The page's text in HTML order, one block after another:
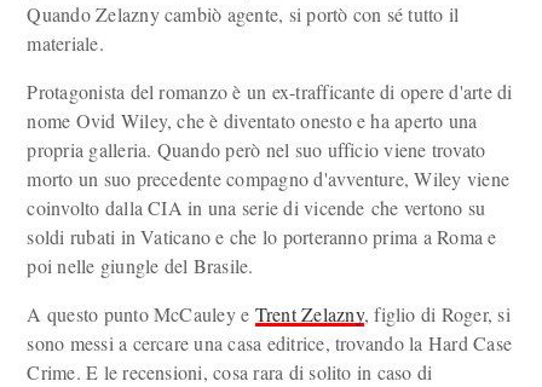
Quando Zelazny cambiò agente, si portò con sé tutto il
materiale.
Protagonista del romanzo è un ex-trafficante di opere d'arte di
nome Ovid Wiley, che è diventato onesto e ha aperto una
propria galleria. Quando però nel suo ufficio viene trovato
morto un suo precedente compagno d'avventure, Wiley viene
coinvolto dalla CIA in una serie di vicende che vertono su
soldi rubati in Vaticano e che lo porteranno prima a Roma e
poi nelle giungle del Brasile.
A questo punto McCauley e Trent Zelazny, figlio di Roger, si
sono messi a cercare una casa editrice, trovando la Hard Case
Crime. E le recensioni, cosa rara di solito in caso di